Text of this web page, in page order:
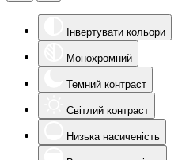
Інвертувати кольори
Монохромний
Темний контраст
Світлий контраст
Низька насиченість